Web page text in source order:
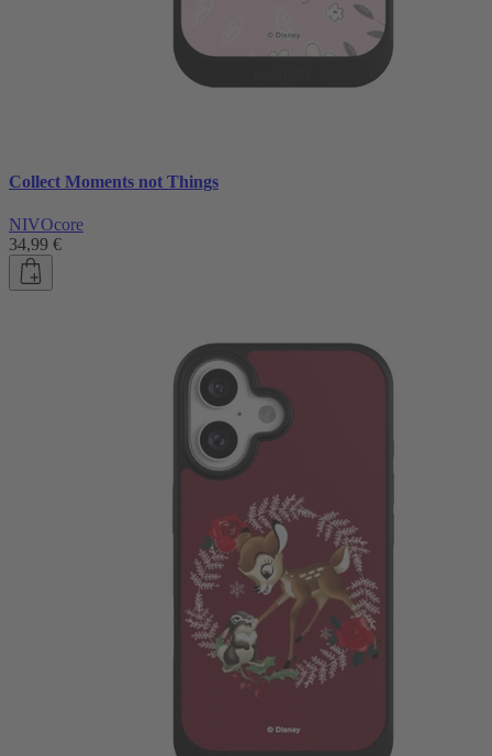
Collect Moments not Things
NIVOcore
34,99 €